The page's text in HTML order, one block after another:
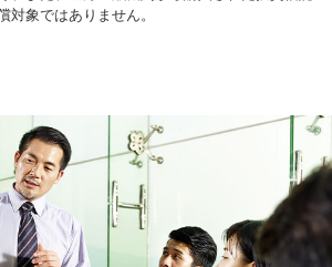
対象ではありません。